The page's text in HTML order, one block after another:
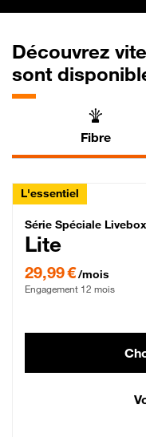
Découvrez
sont
Fibre
L'essentiel
Série
Série Spéciale Livebox
Lite
29,99 €/mois
Engagement 12 mois